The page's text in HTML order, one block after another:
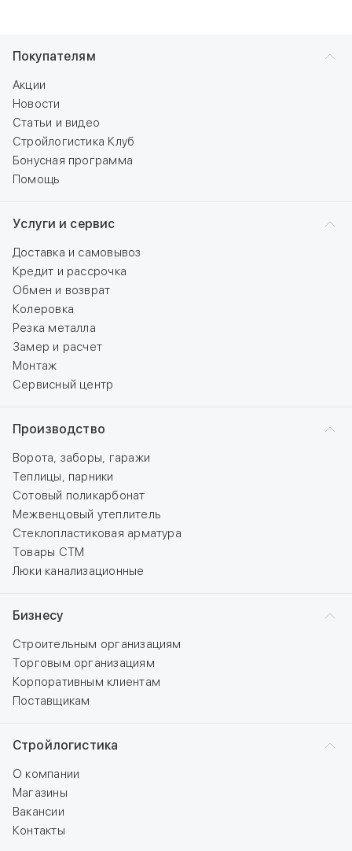
Покупателям
Акции
Новости
Статьи и видео
Стройлогистика Клуб
Бонусная программа
Помощь
Услуги и сервис
Доставка и самовывоз
Кредит и рассрочка
Обмен и возврат
Колеровка
Резка металла
Замер и расчет
Монтаж
Сервисный центр
Производство
Ворота, заборы, гаражи
Теплицы, парники
Сотовый поликарбонат
Межвенцовый утеплитель
Стеклопластиковая арматура
Товары СТМ
Люки канализационные
Бизнесу
Строительным организациям
Торговым организациям
Корпоративным клиентам
Поставщикам
Стройлогистика
О компании
Магазины
Вакансии
Контакты